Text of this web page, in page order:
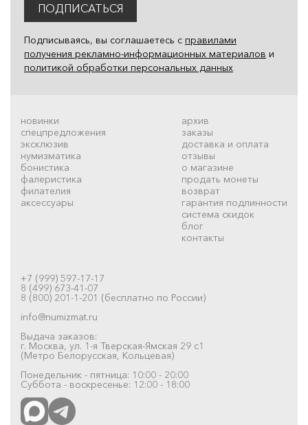
ПОДПИСАТЬСЯ
Подписываясь, вы соглашаетесь с правилами
получения рекламно-информационных материалов и
политикой обработки персональных данных
новинки
спецпредложения
эксклюзив
нумизматика
бонистика
фалеристика
филателия
аксессуары
архив
заказы
доставка и оплата
отзывы
о магазине
продать монеты
возврат
гарантия подлинности
система скидок
блог
контакты
+7 (999) 597-17-17
8 (499) 673-41-07
8 (800) 201-1-201 (бесплатно по России)
info@numizmat.ru
Выдача заказов:
г. Москва, ул. 1-я Тверская-Ямская 29 с1
(Метро Белорусская, Кольцевая)
Понедельник - пятница: 10:00 - 20:00
Суббота - воскресенье: 12:00 - 18:00